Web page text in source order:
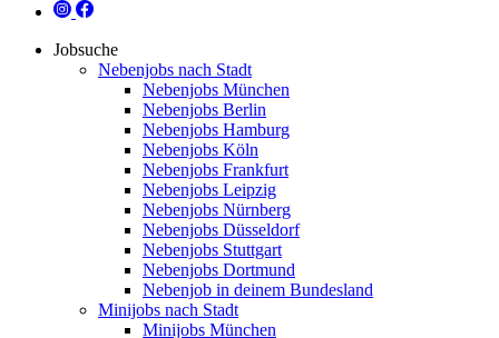
Jobsuche
Nebenjobs nach Stadt
Nebenjobs München
Nebenjobs Berlin
Nebenjobs Hamburg
Nebenjobs Köln
Nebenjobs Frankfurt
Nebenjobs Leipzig
Nebenjobs Nürnberg
Nebenjobs Düsseldorf
Nebenjobs Stuttgart
Nebenjobs Dortmund
Nebenjob in deinem Bundesland
Minijobs nach Stadt
Minijobs München